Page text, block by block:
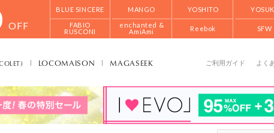
OFF
BLUE SINCERE MANGO YOSHITO
FABIO
RUSCONI
enchanted &
AmiAmi
Reebok SFW
LOCOMAISON MAGASEEK ご利用ガイド よく